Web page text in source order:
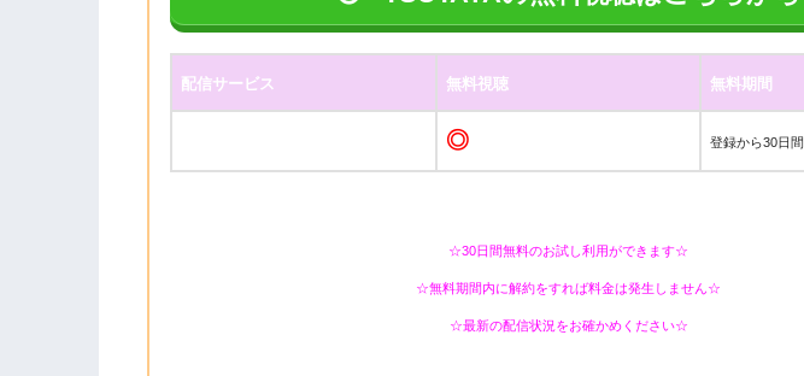
配信サービス 無料視聴 無料期間
◎ 登録から30日間
☆30日間無料のお試し利用ができます☆
☆無料期間内に解約をすれば料金は発生しません☆
☆最新の配信状況をお確かめください☆